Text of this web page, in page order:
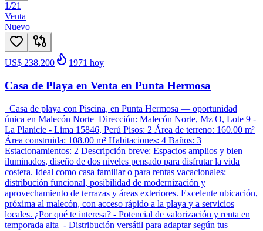
1/21
Venta
Nuevo
US$ 238.200 1971 hoy
Casa de Playa en Venta en Punta Hermosa
Casa de playa con Piscina, en Punta Hermosa — oportunidad
única en Malecón Norte Dirección: Malecón Norte, Mz O, Lote 9 -
La Planicie - Lima 15846, Perú Pisos: 2 Área de terreno: 160.00 m²
Área construida: 108.00 m² Habitaciones: 4 Baños: 3
Estacionamientos: 2 Descripción breve: Espacios amplios y bien
iluminados, diseño de dos niveles pensado para disfrutar la vida
costera. Ideal como casa familiar o para rentas vacacionales:
distribución funcional, posibilidad de modernización y
aprovechamiento de terrazas y áreas exteriores. Excelente ubicación,
próxima al malecón, con acceso rápido a la playa y a servicios
locales. ¿Por qué te interesa? - Potencial de valorización y renta en
temporada alta - Distribución versátil para adaptar según tus